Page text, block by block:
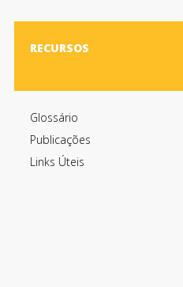
RECURSOS
Glossário
Publicações
Links Úteis